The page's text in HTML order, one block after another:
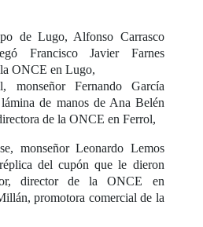
de Lugo, Alfonso Carrasco
Francisco Javier Farnes
ONCE en Lugo,
monseñor Fernando García
de manos de Ana Belén
de la ONCE en Ferrol,
monseñor Leonardo Lemos
del cupón que le dieron
director de la ONCE en
promotora comercial de la